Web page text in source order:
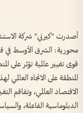
أصدرت "كيرني" شركة
المنطقة على الاتجاه
الاقتصاد العالمي، وتفاقم
الدبلوماسية الفاعلة،